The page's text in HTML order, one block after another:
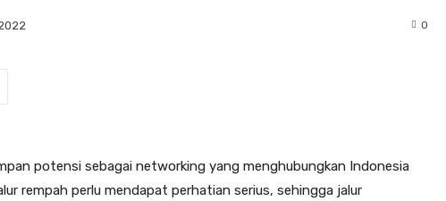
0
potensi sebagai networking yang menghubungkan Indonesia
rempah perlu mendapat perhatian serius, sehingga jalur